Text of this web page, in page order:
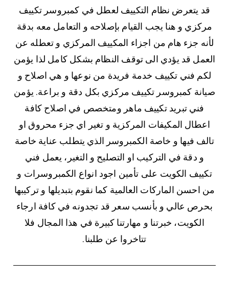
قد يتعرض نظام التكييف لعطل في كمبروسر تكييف
مركزي و هنا يجب القيام بإصلاحه و التعامل معه بدقة
لأنه جزء هام من اجزاء المكييف المركزي و تعطله عن
العمل قد يؤدي الى توقف النظام بشكل كامل لذا يؤمن
لكم فني تكييف خدمة فريدة من نوعها و هي اصلاح و
صيانة كمبروسر تكييف مركزي بكل دقة و براعة. يؤمن
فني تبريد تكييف ماهر ومتخصص في اصلاح كافة
اعطال المكيفات المركزية و تغير اي جزء محروق او
تالف فيها و خاصة الكمبروسر الذي يتطلب عناية خاصة
و دقة في التركيب او التصليح و التغير، يعمل فني
تكييف الكويت على تأمين اجود انواع الكمبروسرات و
من احسن الماركات العالمية كما نقوم بتبديلها و تركيبها
بحرص عالي و بأنسب سعر قد تجدونه في كافة ارجاء
الكويت، خبرتنا و مهارتنا كبيرة في هذا المجال فلا
تتاخروا عن طلبنا.